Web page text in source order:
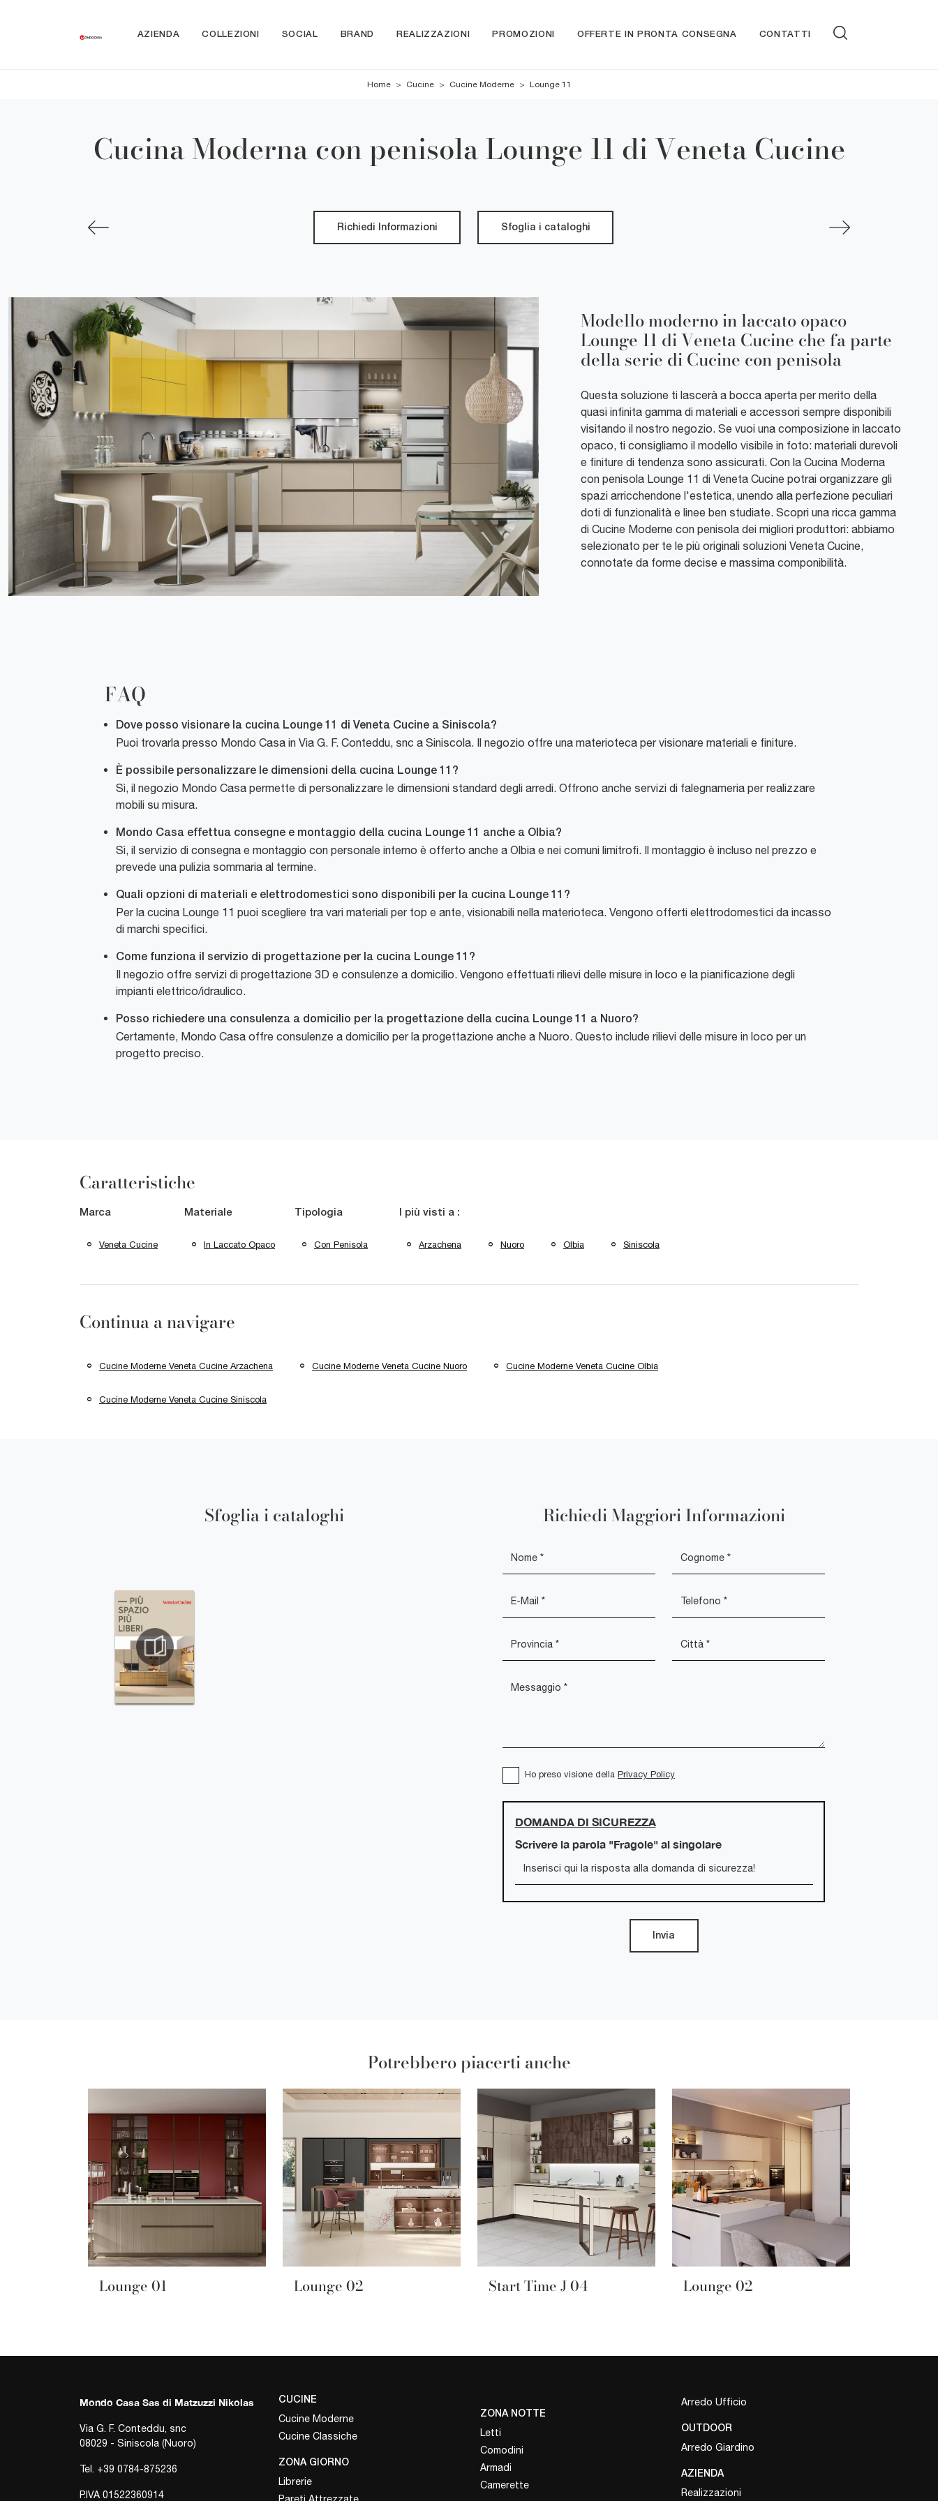
AZIENDA COLLEZIONI SOCIAL BRAND REALIZZAZIONI PROMOZIONI OFFERTE IN PRONTA CONSEGNA CONTATTI
Home > Cucine > Cucine Moderne > Lounge 11
Cucina Moderna con penisola Lounge 11 di Veneta Cucine
Richiedi Informazioni Sfoglia i cataloghi
Modello moderno in laccato opaco
Lounge 11 di Veneta Cucine che fa parte
della serie di Cucine con penisola
Questa soluzione ti lascerà a bocca aperta per merito della
quasi infinita gamma di materiali e accessori sempre disponibili
visitando il nostro negozio. Se vuoi una composizione in laccato
opaco, ti consigliamo il modello visibile in foto: materiali durevoli
e finiture di tendenza sono assicurati. Con la Cucina Moderna
con penisola Lounge 11 di Veneta Cucine potrai organizzare gli
spazi arricchendone l'estetica, unendo alla perfezione peculiari
doti di funzionalità e linee ben studiate. Scopri una ricca gamma
di Cucine Moderne con penisola dei migliori produttori: abbiamo
selezionato per te le più originali soluzioni Veneta Cucine,
connotate da forme decise e massima componibilità.
FAQ
Dove posso visionare la cucina Lounge 11 di Veneta Cucine a Siniscola?
Puoi trovarla presso Mondo Casa in Via G. F. Conteddu, snc a Siniscola. Il negozio offre una materioteca per visionare materiali e finiture.
È possibile personalizzare le dimensioni della cucina Lounge 11?
Sì, il negozio Mondo Casa permette di personalizzare le dimensioni standard degli arredi. Offrono anche servizi di falegnameria per realizzare
mobili su misura.
Mondo Casa effettua consegne e montaggio della cucina Lounge 11 anche a Olbia?
Sì, il servizio di consegna e montaggio con personale interno è offerto anche a Olbia e nei comuni limitrofi. Il montaggio è incluso nel prezzo e
prevede una pulizia sommaria al termine.
Quali opzioni di materiali e elettrodomestici sono disponibili per la cucina Lounge 11?
Per la cucina Lounge 11 puoi scegliere tra vari materiali per top e ante, visionabili nella materioteca. Vengono offerti elettrodomestici da incasso
di marchi specifici.
Come funziona il servizio di progettazione per la cucina Lounge 11?
Il negozio offre servizi di progettazione 3D e consulenze a domicilio. Vengono effettuati rilievi delle misure in loco e la pianificazione degli
impianti elettrico/idraulico.
Posso richiedere una consulenza a domicilio per la progettazione della cucina Lounge 11 a Nuoro?
Certamente, Mondo Casa offre consulenze a domicilio per la progettazione anche a Nuoro. Questo include rilievi delle misure in loco per un
progetto preciso.
Caratteristiche
Marca
Veneta Cucine
Materiale
In Laccato Opaco
Tipologia
Con Penisola
I più visti a :
Arzachena Nuoro Olbia Siniscola
Continua a navigare
Cucine Moderne Veneta Cucine Arzachena Cucine Moderne Veneta Cucine Nuoro Cucine Moderne Veneta Cucine Olbia
Cucine Moderne Veneta Cucine Siniscola
Sfoglia i cataloghi Richiedi Maggiori Informazioni
Ho preso visione della Privacy Policy
DOMANDA DI SICUREZZA
Scrivere la parola "Fragole" al singolare
Invia
Potrebbero piacerti anche
Lounge 01 Lounge 02 Start Time J 04 Lounge 02
Mondo Casa Sas di Matzuzzi Nikolas
Via G. F. Conteddu, snc
08029 - Siniscola (Nuoro)
Tel. +39 0784-875236
P.IVA 01522360914
CUCINE
Cucine Moderne
Cucine Classiche
ZONA GIORNO
Librerie
Pareti Attrezzate
ZONA NOTTE
Letti
Comodini
Armadi
Camerette
Arredo Ufficio
OUTDOOR
Arredo Giardino
AZIENDA
Realizzazioni